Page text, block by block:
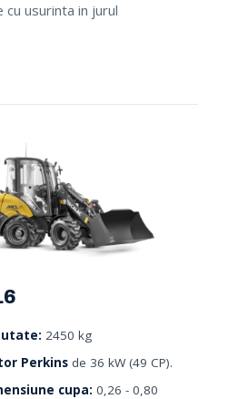
usurinta in jurul
2450 kg
Perkins de 36 kW (49 CP).
cupa: 0,26 - 0,80